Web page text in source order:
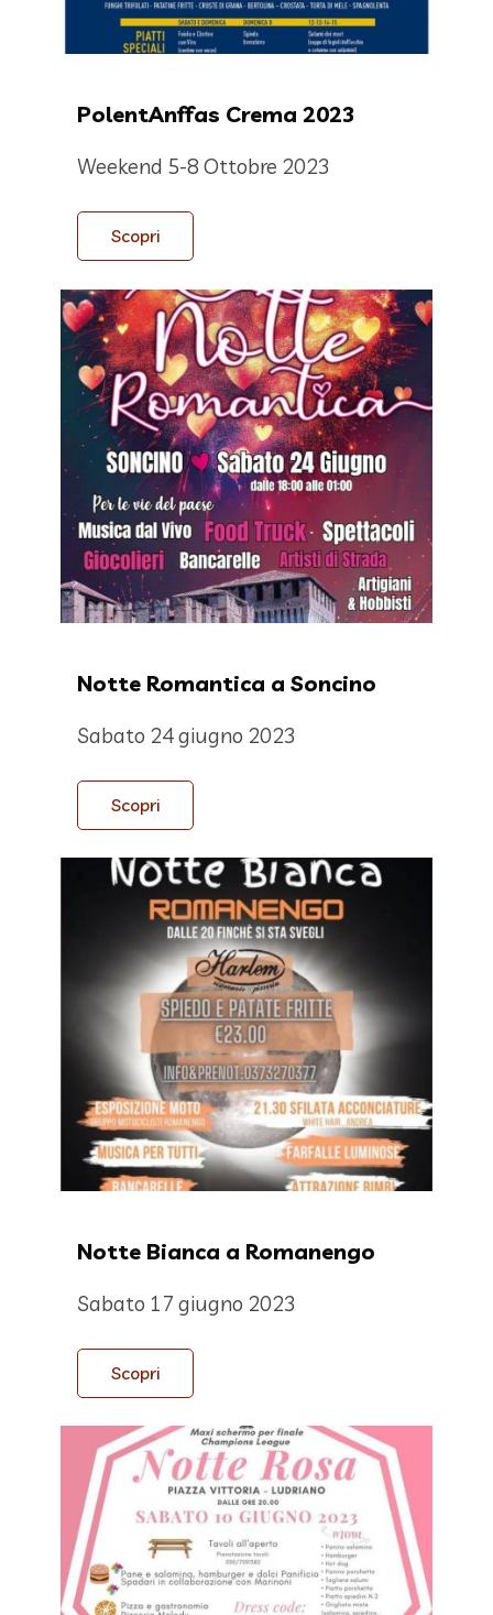
PolentAnffas Crema 2023
Weekend 5-8 Ottobre 2023
Scopri
Notte Romantica a Soncino
Sabato 24 giugno 2023
Scopri
Notte Bianca a Romanengo
Sabato 17 giugno 2023
Scopri